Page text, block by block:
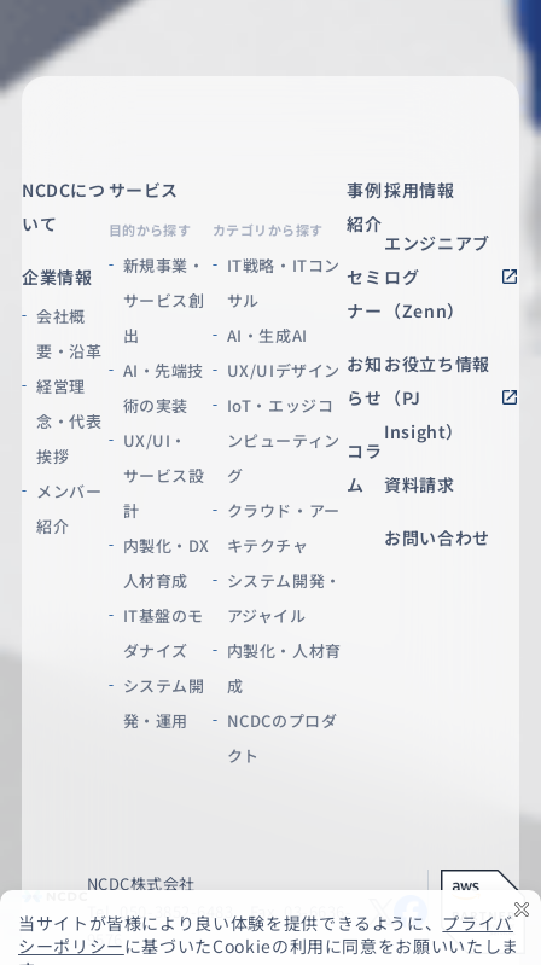
NCDCにつ
いて
企業情報
会社概
要・沿革
経営理
念・代表
挨拶
メンバー
紹介
サービス
目的から探す
新規事業・
サービス創
出
AI・先端技
術の実装
UX/UI・
サービス設
計
内製化・DX
人材育成
IT基盤のモ
ダナイズ
システム開
発・運用
カテゴリから探す
IT戦略・ITコン
サル
AI・生成AI
UX/UIデザイン
IoT・エッジコ
ンピューティン
グ
クラウド・アー
キテクチャ
システム開発・
アジャイル
内製化・人材育
成
NCDCのプロダ
クト
事例
紹介
セミ
ナー
お知
らせ
コラ
ム
採用情報
エンジニアブ
ログ
（Zenn）
お役立ち情報
（PJ
Insight）
資料請求
お問い合わせ
NCDC株式会社
Tel. 050-3852-6483 Fax. 03-6636-
9576